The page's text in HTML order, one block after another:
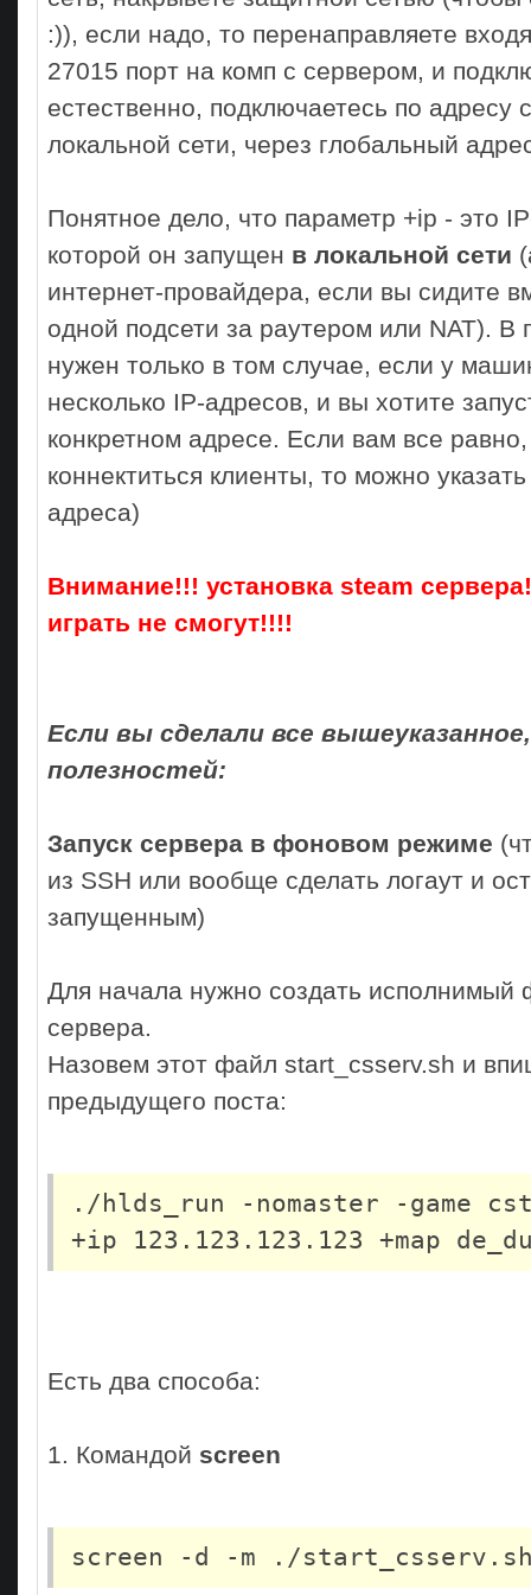
:)), если надо, то перенаправляете
27015 порт на комп с сервером, и
естественно, подключаетесь по адресу
локальной сети, через глобальный
Понятное дело, что параметр +ip - это
которой он запущен в локальной сети
интернет-провайдера, если вы сидите
одной подсети за раутером или NAT). В
нужен только в том случае, если у
несколько IP-адресов, и вы хотите
конкретном адресе. Если вам все равно,
коннектиться клиенты, то можно
адреса)
Внимание!!! установка steam
играть не смогут!!!!
Если вы сделали все
полезностей:
Запуск сервера в фоновом режиме
из SSH или вообще сделать логаут и
запущенным)
Для начала нужно создать исполнимый
сервера.
Назовем этот файл start_csserv.sh и
предыдущего поста:
./hlds_run -nomaster -game
+ip 123.123.123.123 +map
Есть два способа:
1. Командой screen
screen -d -m ./